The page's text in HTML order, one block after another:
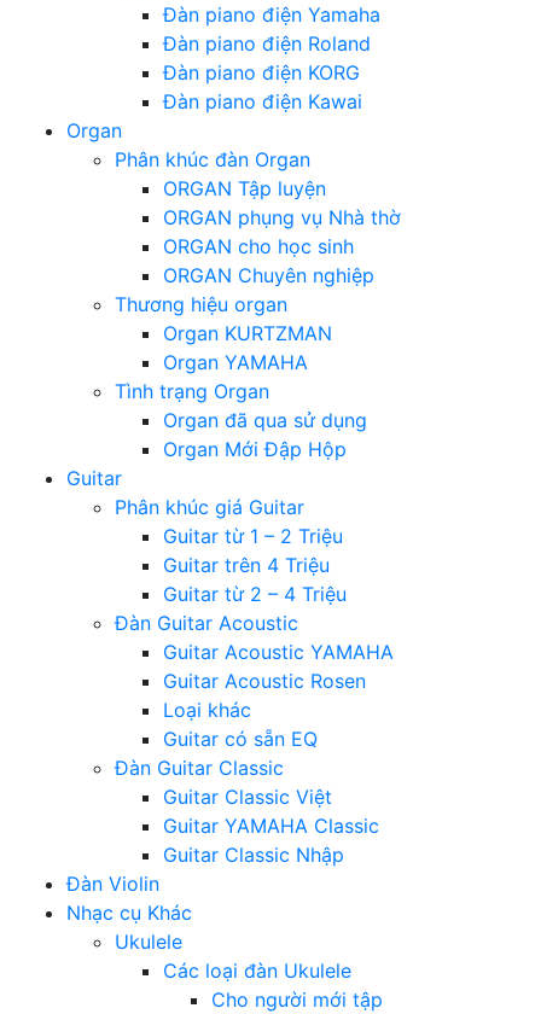
Đàn piano điện Yamaha
Đàn piano điện Roland
Đàn piano điện KORG
Đàn piano điện Kawai
Organ
Phân khúc đàn Organ
ORGAN Tập luyện
ORGAN phụng vụ Nhà thờ
ORGAN cho học sinh
ORGAN Chuyên nghiệp
Thương hiệu organ
Organ KURTZMAN
Organ YAMAHA
Tình trạng Organ
Organ đã qua sử dụng
Organ Mới Đập Hộp
Guitar
Phân khúc giá Guitar
Guitar từ 1 – 2 Triệu
Guitar trên 4 Triệu
Guitar từ 2 – 4 Triệu
Đàn Guitar Acoustic
Guitar Acoustic YAMAHA
Guitar Acoustic Rosen
Loại khác
Guitar có sẵn EQ
Đàn Guitar Classic
Guitar Classic Việt
Guitar YAMAHA Classic
Guitar Classic Nhập
Đàn Violin
Nhạc cụ Khác
Ukulele
Các loại đàn Ukulele
Cho người mới tập